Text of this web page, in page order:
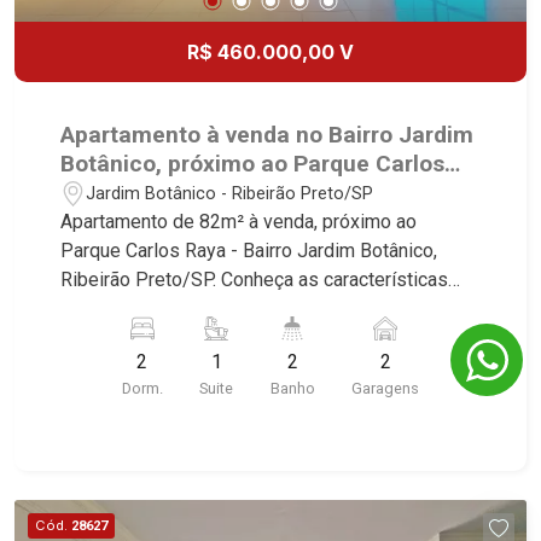
R$ 460.000,00 V
Apartamento à venda no Bairro Jardim
Botânico, próximo ao Parque Carlos
Raya - Ribeirão Preto/SP.
Jardim Botânico - Ribeirão Preto/SP
Apartamento de 82m² à venda, próximo ao
Parque Carlos Raya - Bairro Jardim Botânico,
Ribeirão Preto/SP. Conheça as características
selecionou para você: - 82m² de área útil - 2
dormitórios com armários e ar-condicionado,
sendo 1 suíte - Banheiro social - Sala 2
Brastemp - 4 sacadas - Iluminação - Rico em
2
Dorm.
1
Suite
2
Banho
2
Garagens
Cód. 28627